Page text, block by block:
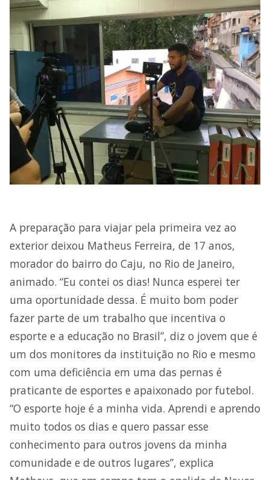
A preparação para viajar pela primeira vez ao
exterior deixou Matheus Ferreira, de 17 anos,
morador do bairro do Caju, no Rio de Janeiro,
animado. “Eu contei os dias! Nunca esperei ter
uma oportunidade dessa. É muito bom poder
fazer parte de um trabalho que incentiva o
esporte e a educação no Brasil”, diz o jovem que é
um dos monitores da instituição no Rio e mesmo
com uma deficiência em uma das pernas é
praticante de esportes e apaixonado por futebol.
“O esporte hoje é a minha vida. Aprendi e aprendo
muito todos os dias e quero passar esse
conhecimento para outros jovens da minha
comunidade e de outros lugares”, explica